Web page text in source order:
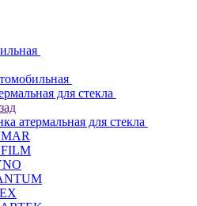
для стекла
атермальная для стекла